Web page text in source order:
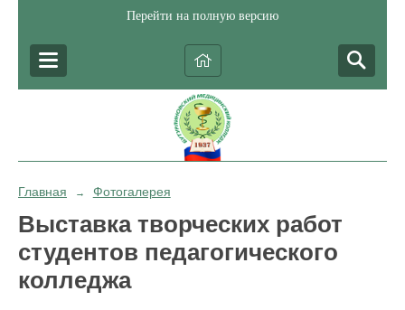
Перейти на полную версию
Главная → Фотогалерея
Выставка творческих работ
студентов педагогического
колледжа